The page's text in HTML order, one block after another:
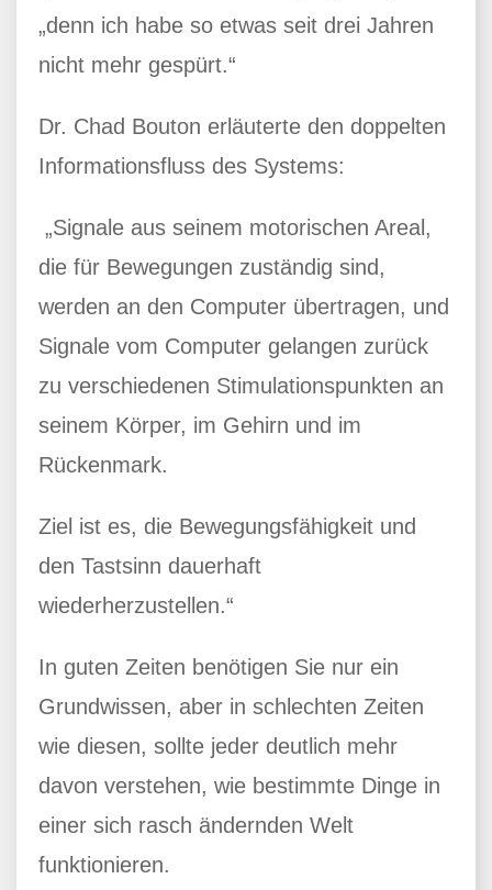
„denn ich habe so etwas seit drei Jahren
nicht mehr gespürt.“
Dr. Chad Bouton erläuterte den doppelten
Informationsfluss des Systems:
„Signale aus seinem motorischen Areal,
die für Bewegungen zuständig sind,
werden an den Computer übertragen, und
Signale vom Computer gelangen zurück
zu verschiedenen Stimulationspunkten an
seinem Körper, im Gehirn und im
Rückenmark.
Ziel ist es, die Bewegungsfähigkeit und
den Tastsinn dauerhaft
wiederherzustellen.“
In guten Zeiten benötigen Sie nur ein
Grundwissen, aber in schlechten Zeiten
wie diesen, sollte jeder deutlich mehr
davon verstehen, wie bestimmte Dinge in
einer sich rasch ändernden Welt
funktionieren.